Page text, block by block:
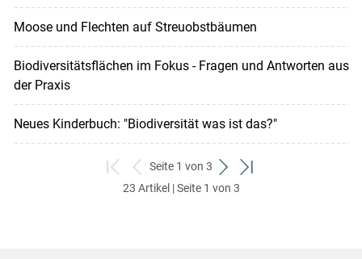
Moose und Flechten auf Streuobstbäumen
Biodiversitätsflächen im Fokus - Fragen und Antworten aus
der Praxis
Neues Kinderbuch: "Biodiversität was ist das?"
zum
ersten
zurück
zum
Seite 1 von 3
weiter
zum
zum
23 Artikel | Seite 1 von 3